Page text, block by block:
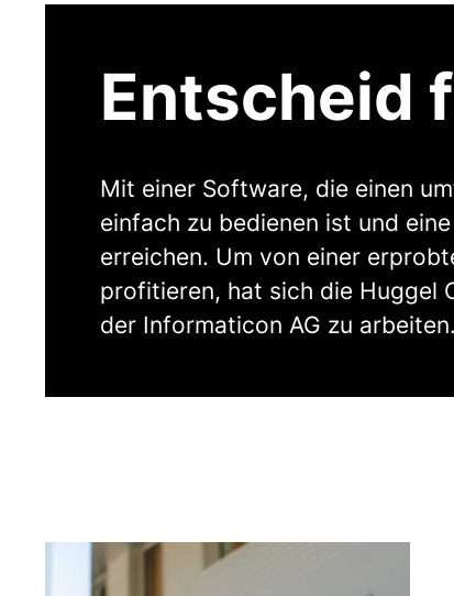
Entscheid
Mit einer Software, die einen
einfach zu bedienen ist und
erreichen. Um von einer
profitieren, hat sich die Huggel
der Informaticon AG zu arbeiten.